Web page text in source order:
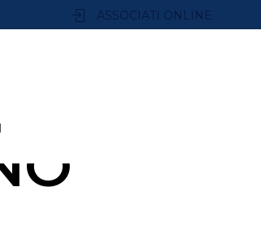
ASSOCIATI ONLINE